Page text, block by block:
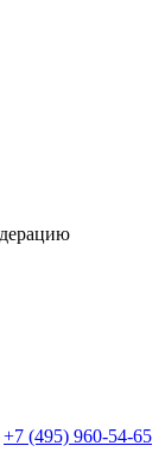
+7 (495) 960-54-65